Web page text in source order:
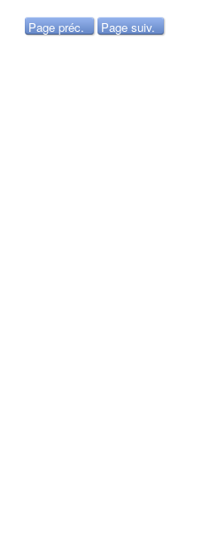
Page préc. Page suiv.